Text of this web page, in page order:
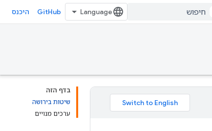
GitHub היכנס
בדף הזה
שיטות בירושה
ערכים מנויים